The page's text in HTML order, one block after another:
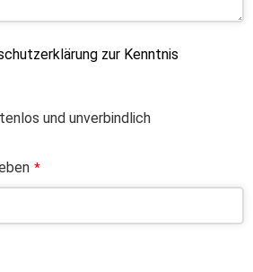
zur Kenntnis
und unverbindlich
*